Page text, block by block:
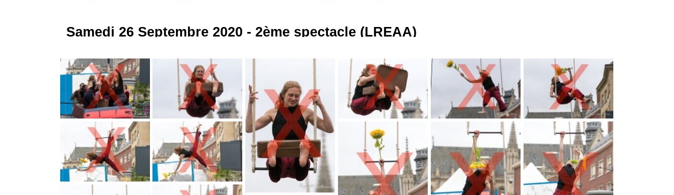
Samedi 26 Septembre 2020 - 2ème spectacle (LREAA)